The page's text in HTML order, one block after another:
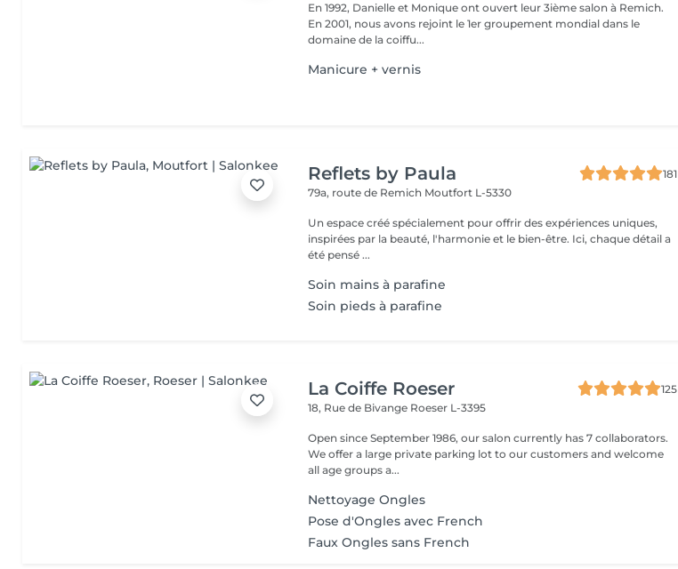
En 1992, Danielle et Monique ont ouvert leur 3ième salon à Remich.
En 2001, nous avons rejoint le 1er groupement mondial dans le
domaine de la coiffu...
Manicure + vernis
Reflets by Paula
181
79a, route de Remich Moutfort L-5330
Un espace créé spécialement pour offrir des expériences uniques,
inspirées par la beauté, l'harmonie et le bien-être. Ici, chaque détail a
été pensé ...
Soin mains à parafine
Soin pieds à parafine
La Coiffe Roeser
125
18, Rue de Bivange Roeser L-3395
Open since September 1986, our salon currently has 7 collaborators.
We offer a large private parking lot to our customers and welcome
all age groups a...
Nettoyage Ongles
Pose d'Ongles avec French
Faux Ongles sans French